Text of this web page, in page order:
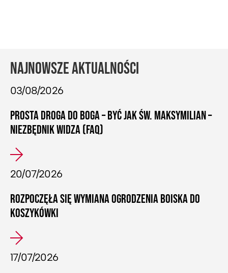
NAJNOWSZE AKTUALNOŚCI
03/08/2026
PROSTA DROGA DO BOGA – BYĆ JAK ŚW. MAKSYMILIAN –
NIEZBĘDNIK WIDZA (FAQ)
20/07/2026
ROZPOCZĘŁA SIĘ WYMIANA OGRODZENIA BOISKA DO
KOSZYKÓWKI
17/07/2026